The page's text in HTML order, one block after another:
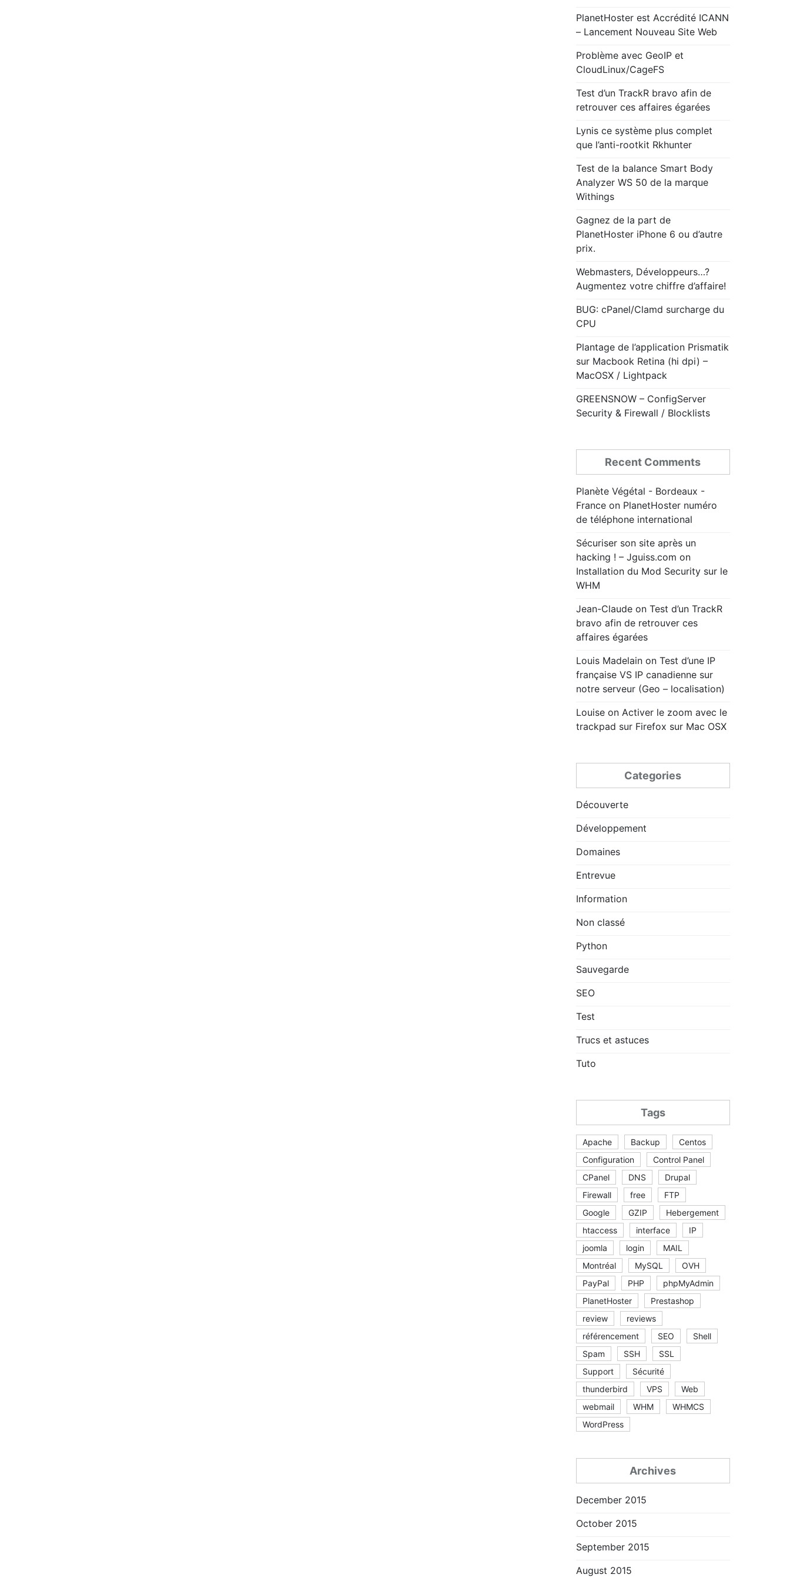
PlanetHoster est Accrédité ICANN
– Lancement Nouveau Site Web
Problème avec GeoIP et
CloudLinux/CageFS
Test d’un TrackR bravo afin de
retrouver ces affaires égarées
Lynis ce système plus complet
que l’anti-rootkit Rkhunter
Test de la balance Smart Body
Analyzer WS 50 de la marque
Withings
Gagnez de la part de
PlanetHoster iPhone 6 ou d’autre
prix.
Webmasters, Développeurs…?
Augmentez votre chiffre d’affaire!
BUG: cPanel/Clamd surcharge du
CPU
Plantage de l’application Prismatik
sur Macbook Retina (hi dpi) –
MacOSX / Lightpack
GREENSNOW – ConfigServer
Security & Firewall / Blocklists
Recent Comments
Planète Végétal - Bordeaux -
Franceon PlanetHoster numéro
de téléphone international
Sécuriser son site après un
hacking ! – Jguiss.com on
Installation du Mod Security sur le
WHM
Jean-Claudeon Test d’un TrackR
bravo afin de retrouver ces
affaires égarées
Louis Madelainon Test d’une IP
française VS IP canadienne sur
notre serveur (Geo – localisation)
Louiseon Activer le zoom avec le
trackpad sur Firefox sur Mac OSX
Categories
Découverte
Développement
Domaines
Entrevue
Information
Non classé
Python
Sauvegarde
SEO
Test
Trucs et astuces
Tuto
Tags
Apache Backup
Centos
Configuration
Control Panel
CPanel
DNS
Drupal
Firewall
free
FTP
Google
GZIP
Hebergement
htaccess
interface
IP
joomla
login
MAIL
Montréal
MySQL
OVH
PayPal
PHP
phpMyAdmin
PlanetHoster
Prestashop
review
reviews
référencement
SEO
Shell
Spam
SSH
SSL
Support
Sécurité
thunderbird
VPS
Web
webmail
WHM
WHMCS
WordPress
Archives
December 2015
October 2015
September 2015
August 2015